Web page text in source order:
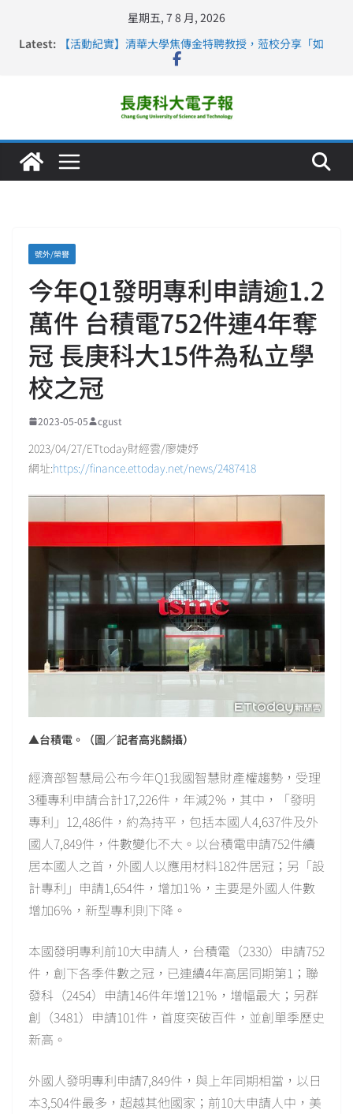
星期五, 7 8 月, 2026
Latest:
【活動紀實】清華大學焦傳金特聘教授，蒞校分享「如
長庚科大連四年穩居《遠見》醫學大學第5名 辦學實力再
深化永續醫療 長庚科大攜菲、印頂尖大學跨國合作
長庚科大護理系勇奪2026羅馬尼亞歐洲盃國際發明展雙
金牌暨雙特別獎 AI智慧照護與護理教育創新獲國際肯定
號外/榮譽
今年Q1發明專利申請逾1.2
萬件 台積電752件連4年奪
冠 長庚科大15件為私立學
校之冠
2023-05-05 cgust
2023/04/27/ETtoday財經雲/廖婕妤
網址:https://finance.ettoday.net/news/2487418
▲台積電。（圖／記者高兆麟攝）
經濟部智慧局公布今年Q1我國智慧財產權趨勢，受理
3種專利申請合計17,226件，年減2％，其中，「發明
專利」12,486件，約為持平，包括本國人4,637件及外
國人7,849件，件數變化不大。以台積電申請752件續
居本國人之首，外國人以應用材料182件居冠；另「設
計專利」申請1,654件，增加1％，主要是外國人件數
增加6％，新型專利則下降。
本國發明專利前10大申請人，台積電（2330）申請752
件，創下各季件數之冠，已連續4年高居同期第1；聯
發科（2454）申請146件年增121％，增幅最大；另群
創（3481）申請101件，首度突破百件，並創單季歷史
新高。
外國人發明專利申請7,849件，與上年同期相當，以日
本3,504件最多，超越其他國家；前10大申請人中，美